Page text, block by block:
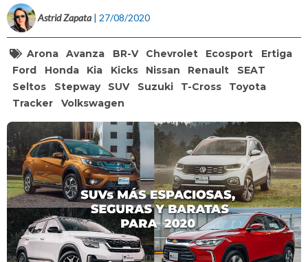
Astrid Zapata | 27/08/2020
Arona Avanza BR-V Chevrolet Ecosport
Ertiga
Ford
Honda Kia Kicks Nissan Renault
SEAT
Seltos
Stepway SUV Suzuki T-Cross
Toyota
Tracker
Volkswagen